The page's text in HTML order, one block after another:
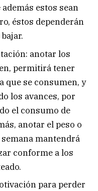
estos sean
éstos dependerán
anotar los
permitirá tener
que se consumen, y
los avances, por
el consumo de
anotar el peso o
mantendrá
conforme a los
para perder